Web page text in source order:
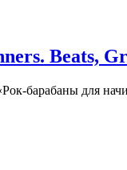
Beats,
барабаны для